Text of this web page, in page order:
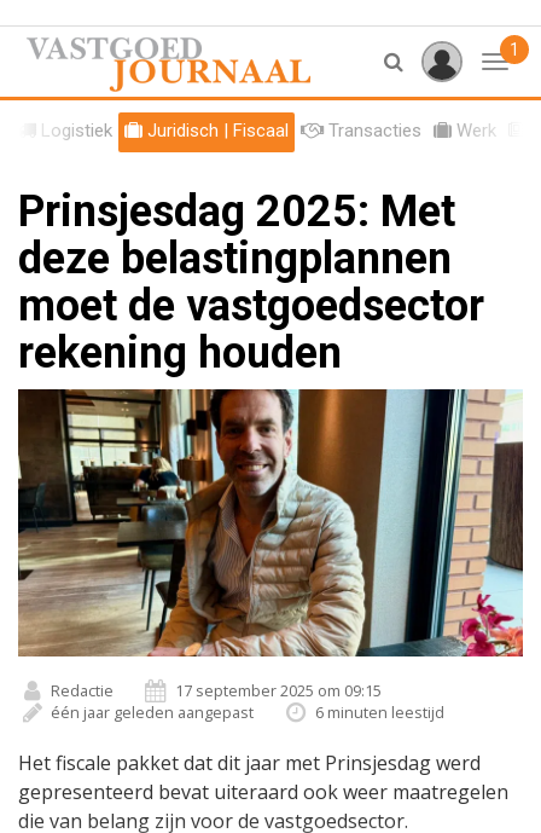
1
Logistiek Juridisch | Fiscaal Transacties Werk
Prinsjesdag 2025: Met
deze belastingplannen
moet de vastgoedsector
rekening houden
Redactie
17 september 2025 om 09:15
één jaar geleden aangepast
6 minuten leestijd
Het fiscale pakket dat dit jaar met Prinsjesdag werd
gepresenteerd bevat uiteraard ook weer maatregelen
die van belang zijn voor de vastgoedsector.